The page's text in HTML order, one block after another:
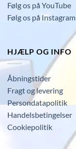
Følg os på YouTube
Følg os på Instagram
HJÆLP OG INFO
Åbningstider
Fragt og levering
Persondatapolitik
Handelsbetingelser
Cookiepolitik